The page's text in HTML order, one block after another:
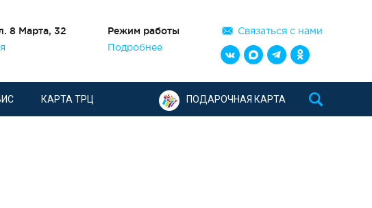
8 Марта, 32 Режим работы
Подробнее
Связаться с нами
КАРТА ТРЦ ПОДАРОЧНАЯ КАРТА